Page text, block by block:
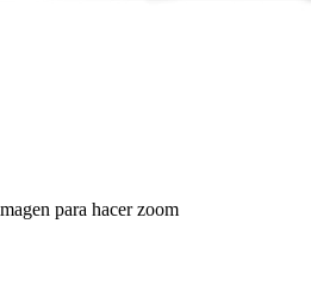
para hacer zoom